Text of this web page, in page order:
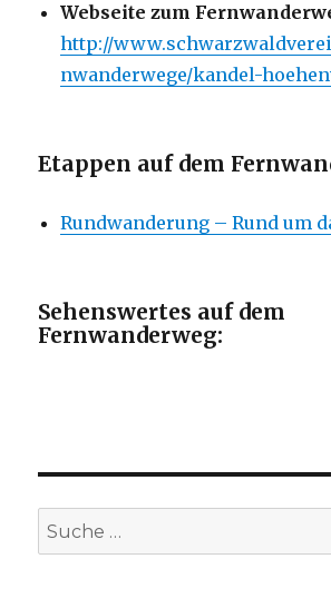
Webseite zum
http://
nwanderwege/kandel-
Etappen auf dem
Rundwanderung – Rund um
Sehenswertes auf dem
Fernwanderweg:
Suche
nach: